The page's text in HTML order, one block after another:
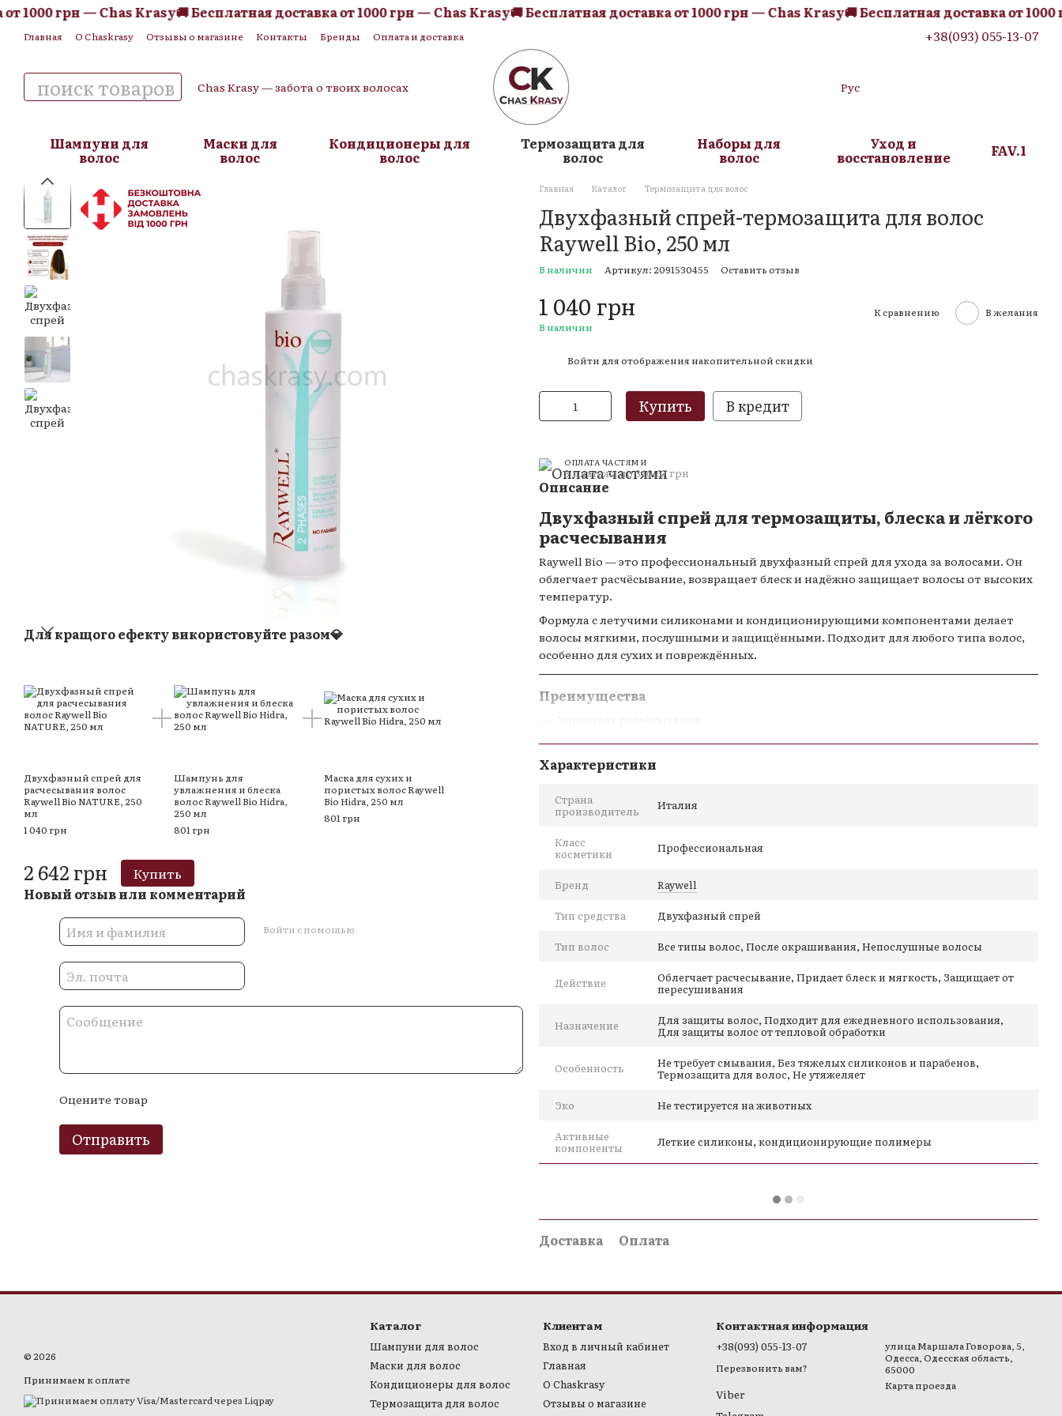
Перейти к основному контенту
грн — Chas Krasy🚚 Бесплатная доставка от 1000 грн — Chas Krasy🚚 Бесплатная доставка от 1000 грн — Chas Krasy🚚 Бесплатная доставка от 1000
Главная О Chaskrasy Отзывы о магазине Контакты Бренды
Оплата и доставка
+38(093) 055-13-07
Chas Krasy — забота о твоих волосах Рус
Шампуни для
волос
Маски для
волос
Кондиционеры для
волос
Термозащита для
волос
Наборы для
волос
Уход и
восстановление FAV.1
Для кращого ефекту використовуйте разом💎
Двухфазный спрей для
расчесывания волос
Raywell Bio NATURE, 250
мл
1 040 грн
Шампунь для
увлажнения и блеска
волос Raywell Bio Hidra,
250 мл
801 грн
Маска для сухих и
пористых волос Raywell
Bio Hidra, 250 мл
801 грн
2 642 грн
Купить
Новый отзыв или комментарий
Войти с помощью
Оцените товар
Отправить
Главная Каталог Термозащита для волос
Двухфазный спрей-термозащита для волос
Raywell Bio, 250 мл
В наличии Артикул: 2091530455 Оставить отзыв
1 040 грн
В наличии
К сравнению В желания
Войти для отображения накопительной скидки
Купить В кредит
ОПЛАТА ЧАСТЯМИ
3 платежа по 346.67 грн
Описание
Двухфазный спрей для термозащиты, блеска и лёгкого
расчесывания
Raywell Bio — это профессиональный двухфазный спрей для ухода за волосами. Он
облегчает расчёсывание, возвращает блеск и надёжно защищает волосы от высоких
температур.
Формула с летучими силиконами и кондиционирующими компонентами делает
волосы мягкими, послушными и защищёнными. Подходит для любого типа волос,
особенно для сухих и повреждённых.
Преимущества
Защищает от высоких температур
Придаёт мягкость и блеск
Увлажняет и ухаживает
Без тяжёлых силиконов
Без парабенов
Cruelty Free
Производство — Италия
Активные компоненты
• Cyclopentasiloxane
• Dimethiconol
• Polyquaternium-22
• Аромакомпозиция
Способ применения
Нанести на влажные или сухие волосы по всей длине.
Не смывать. Перейти к укладке.
• Волосы, склонные к спутыванию
Характеристики
Страна
производитель Италия
Класс
косметики Профессиональная
Бренд Raywell
Тип средства Двухфазный спрей
Тип волос Все типы волос, После окрашивания, Непослушные волосы
Действие Облегчает расчесывание, Придает блеск и мягкость, Защищает от
пересушивания
Назначение Для защиты волос, Подходит для ежедневного использования,
Для защиты волос от тепловой обработки
Особенность Не требует смывания, Без тяжелых силиконов и парабенов,
Термозащита для волос, Не утяжеляет
Эко Не тестируется на животных
Активные
компоненты Леткие силиконы, кондиционирующие полимеры
Доставка Оплата
© 2026
Принимаем к оплате
Каталог
Шампуни для волос
Маски для волос
Кондиционеры для волос
Термозащита для волос
Клиентам
Вход в личный кабинет
Главная
О Chaskrasy
Отзывы о магазине
Контактная информация
+38(093) 055-13-07
Перезвонить вам?
Viber
улица Маршала Говорова, 5,
Одесса, Одесская область,
65000
Карта проезда